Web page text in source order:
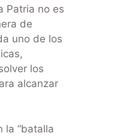
Patria no es
de
uno de los
los
alcanzar
la “batalla